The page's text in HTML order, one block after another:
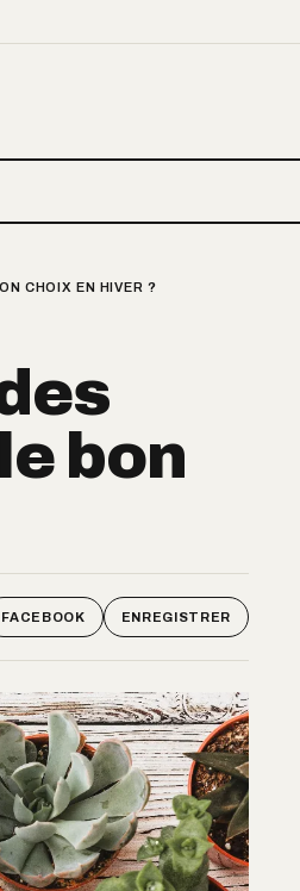
CHOIX EN HIVER ?
bon
FACEBOOK ENREGISTRER